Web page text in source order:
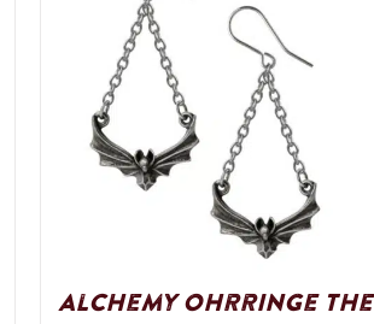
Alchemy Ohrringe The